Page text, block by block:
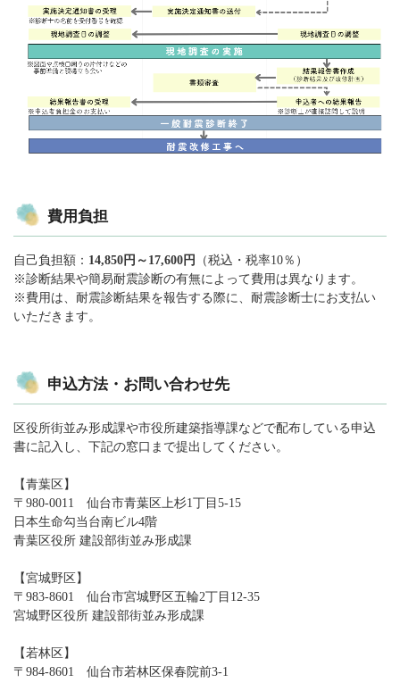
費用負担
自己負担額： 14,850円～17,600円
（税込・税率10％）
※診断結果や簡易耐震診断の有無によって費用は異なります。
※費用は、耐震診断結果を報告する際に、耐震診断士にお支払い
いただきます。
申込方法・お問い合わせ先
区役所街並み形成課や市役所建築指導課などで配布している申込
書に記入し、下記の窓口まで提出してください。
【青葉区】
〒980-0011 仙台市青葉区上杉1丁目5-15
日本生命勾当台南ビル4階
青葉区役所 建設部街並み形成課
【宮城野区】
〒983-8601 仙台市宮城野区五輪2丁目12-35
宮城野区役所 建設部街並み形成課
【若林区】
〒984-8601 仙台市若林区保春院前3-1